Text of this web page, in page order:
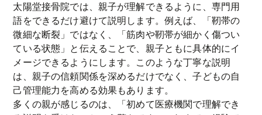
太陽堂接骨院では、親子が理解できるように、専門用
語をできるだけ避けて説明します。例えば、「靭帯の
微細な断裂」ではなく、「筋肉や靭帯が細かく傷つい
ている状態」と伝えることで、親子ともに具体的にイ
メージできるようにします。このような丁寧な説明
は、親子の信頼関係を深めるだけでなく、子どもの自
己管理能力を高める効果もあります。
多くの親が感じるのは、「初めて医療機関で理解でき